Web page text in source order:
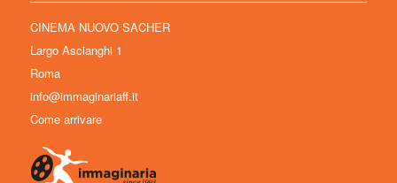
CINEMA NUOVO SACHER
Largo Ascianghi 1
Roma
info@immaginariaff.it
Come arrivare